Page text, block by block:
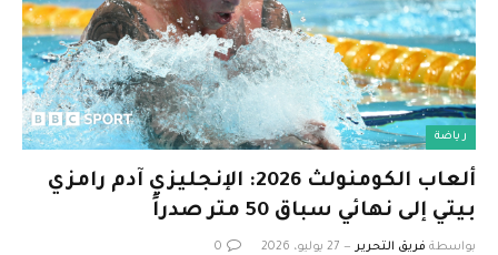
رياضة
ألعاب الكومنولث 2026: الإنجليزي آدم رامزي
بيتي إلى نهائي سباق 50 متر صدراً
بواسطة فريق التحرير 27 يوليو، 2026 0